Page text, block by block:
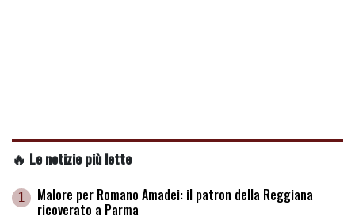
🔥 Le notizie più lette
1 Malore per Romano Amadei: il patron della Reggiana
ricoverato a Parma